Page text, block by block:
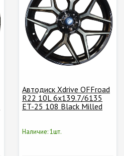
Автодиск Xdrive OFFroad
R22 10L 6x139.7/6135
ET-25 108 Black Milled
Наличие: 1шт.